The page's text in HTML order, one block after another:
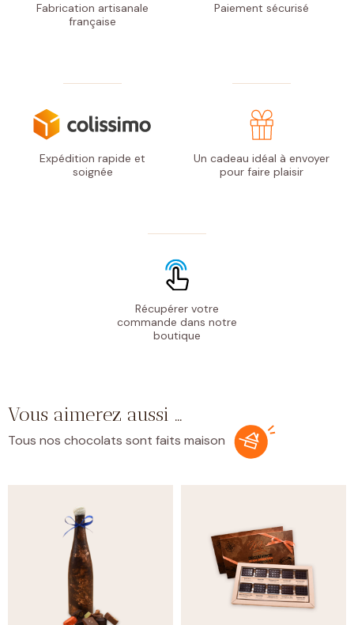
Fabrication artisanale
française
Paiement sécurisé
Expédition rapide et
soignée
Un cadeau idéal à envoyer
pour faire plaisir
Récupérer votre
commande dans notre
boutique
Vous aimerez aussi …
Tous nos chocolats sont faits maison